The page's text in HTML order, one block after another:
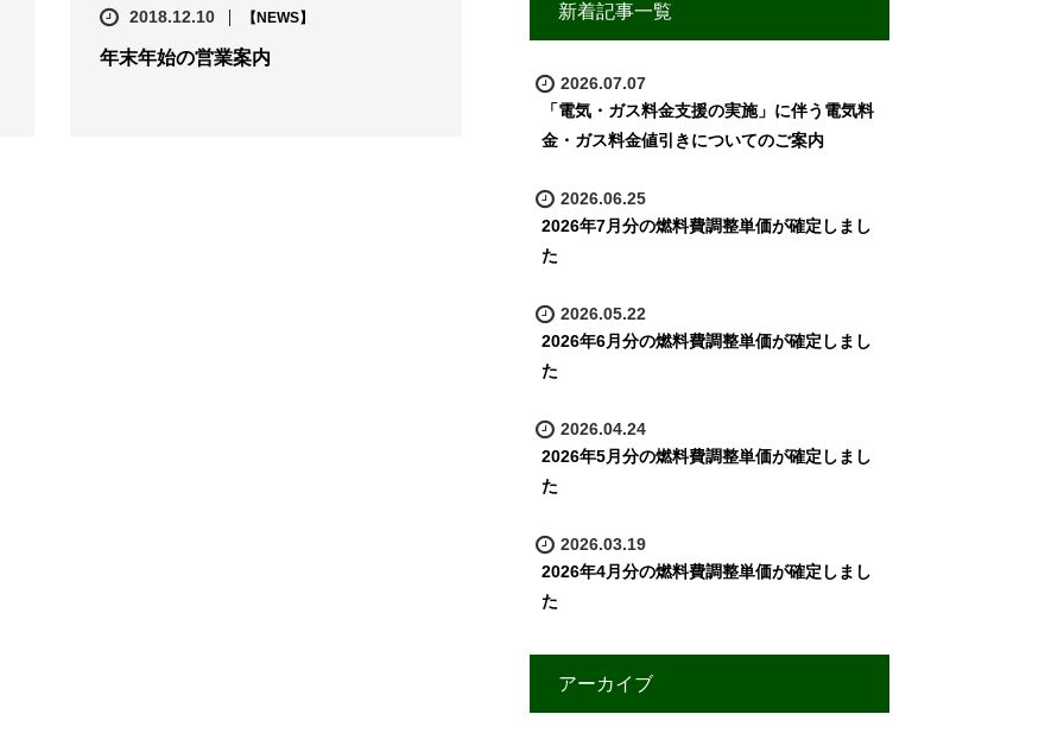
2018.12.10 【NEWS】
年末年始の営業案内
新着記事一覧
2026.07.07
「電気・ガス料金支援の実施」に伴う電気料
金・ガス料金値引きについてのご案内
2026.06.25
2026年7月分の燃料費調整単価が確定しまし
た
2026.05.22
2026年6月分の燃料費調整単価が確定しまし
た
2026.04.24
2026年5月分の燃料費調整単価が確定しまし
た
2026.03.19
2026年4月分の燃料費調整単価が確定しまし
た
アーカイブ